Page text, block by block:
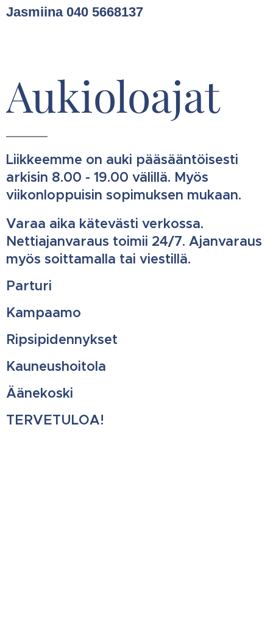
Jasmiina 040 5668137
Aukioloajat
Liikkeemme on auki pääsääntöisesti
arkisin 8.00 - 19.00 välillä. Myös
viikonloppuisin sopimuksen mukaan.
Varaa aika kätevästi verkossa.
Nettiajanvaraus toimii 24/7. Ajanvaraus
myös soittamalla tai viestillä.
Parturi
Kampaamo
Ripsipidennykset
Kauneushoitola
Äänekoski
TERVETULOA!